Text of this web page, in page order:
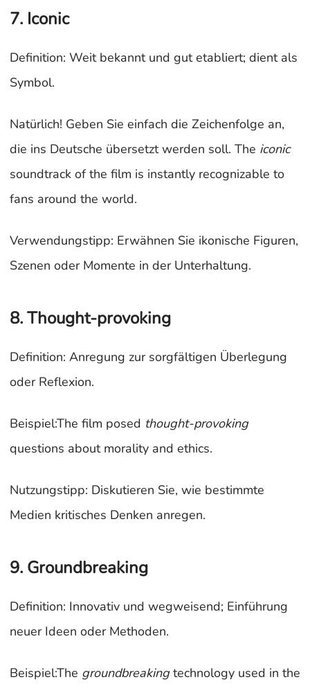
7. Iconic
Definition: Weit bekannt und gut etabliert; dient als
Symbol.
Natürlich! Geben Sie einfach die Zeichenfolge an,
die ins Deutsche übersetzt werden soll. The iconic
soundtrack of the film is instantly recognizable to
fans around the world.
Verwendungstipp: Erwähnen Sie ikonische Figuren,
Szenen oder Momente in der Unterhaltung.
8. Thought-provoking
Definition: Anregung zur sorgfältigen Überlegung
oder Reflexion.
Beispiel:The film posed thought-provoking
questions about morality and ethics.
Nutzungstipp: Diskutieren Sie, wie bestimmte
Medien kritisches Denken anregen.
9. Groundbreaking
Definition: Innovativ und wegweisend; Einführung
neuer Ideen oder Methoden.
Beispiel:The groundbreakingtechnology used in the